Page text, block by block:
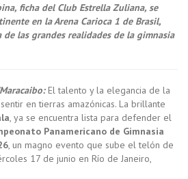
ficha del Club Estrella Zuliana, se
en la Arena Carioca 1 de Brasil,
las grandes realidades de la gimnasia
El talento y la elegancia de la
en tierras amazónicas. La brillante
, ya se encuentra lista para defender el
Panamericano de Gimnasia
, un magno evento que sube el telón de
17 de junio en Río de Janeiro,